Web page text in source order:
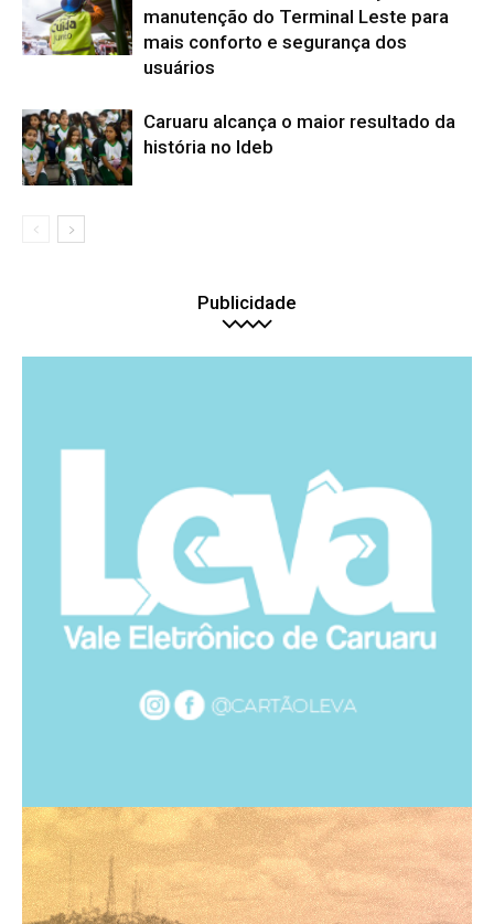
manutenção do Terminal Leste para
mais conforto e segurança dos
usuários
Caruaru alcança o maior resultado da
história no Ideb
Publicidade